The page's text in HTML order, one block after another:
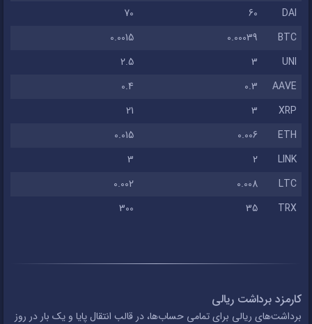
DAI
60
70
BTC
0.00039
0.0015
UNI
3
2.5
AAVE
0.3
0.4
XRP
3
21
ETH
0.006
0.015
LINK
2
3
LTC
0.008
0.002
TRX
35
300
کارمزد برداشت ریالی
برداشت‌های ریالی برای تمامی حساب‌ها، در قالب انتقال پایا و یک بار در روز